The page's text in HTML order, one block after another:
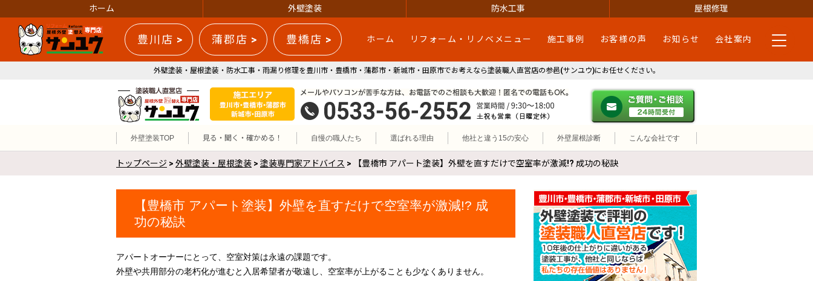
ホーム 外壁塗装 防水工事 屋根修理
豊川店 > 蒲郡店 > 豊橋店 > ホーム リフォーム・リノベメニュー 施工事例 お客様の声 お知らせ 会社案内
外壁塗装・屋根塗装・防水工事・雨漏り修理を豊川市・豊橋市・蒲郡市・新城市・田原市でお考えなら塗装職人直営店の参邑(サンユウ)にお任せください。
リフォーム・リノベ・外壁塗装の参邑(サンユウ)｜豊川市・豊橋市・蒲郡市・新城市・田原市
施工エリア 豊川市・豊橋市・蒲郡市・新城市・田原市 メールやパソコンが苦手な方は、お電話でのご相談も大歓迎！
0533-56-2552 営業時間：午前9時30分～午後6時 土祝も営業(日曜定休)
外壁塗装TOP 見る・聞く・確かめる！ 自慢の職人たち 選ばれる理由 他社と違う15の安心 外壁屋根診断 こんな会社です
トップページ > 外壁塗装・屋根塗装 > 塗装専門家アドバイス > 【豊橋市 アパート塗装】外壁を直すだけで空室率が激減!? 成功の秘訣
【豊橋市 アパート塗装】外壁を直すだけで空室率が激減!? 成
功の秘訣
アパートオーナーにとって、空室対策は永遠の課題です。
外壁や共用部分の老朽化が進むと入居希望者が敬遠し、空室率が上がることも少なくありません。